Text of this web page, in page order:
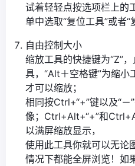
试着轻轻点按选项栏上的
单中选取“复位工具”或者“
自由控制大小
缩放工具的快捷键为“Z”
具，“Alt＋空格键”为缩小
才可以缩放；
相同按Ctrl+“+”键以及“－
像；Ctrl+Alt+“+”和
以满屏缩放显示，
使用此工具你就可以无论
情况下都能全屏浏览！如